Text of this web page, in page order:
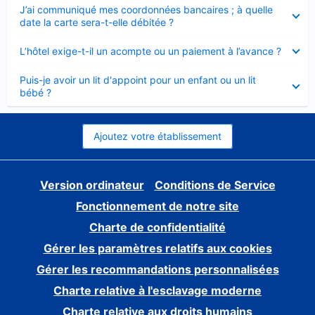
J’ai communiqué mes coordonnées bancaires ; à quelle
date la carte sera-t-elle débitée ?
fermé
L’hôtel exige-t-il un acompte ou un paiement à l’avance ?
fermé
Puis-je avoir un lit d'appoint pour un enfant ou un lit
bébé ?
fermé
Ajoutez votre établissement
Version ordinateur
Conditions de Service
Fonctionnement de notre site
Charte de confidentialité
Gérer les paramètres relatifs aux cookies
Gérer les recommandations personnalisées
Charte relative à l'esclavage moderne
Charte relative aux droits humains